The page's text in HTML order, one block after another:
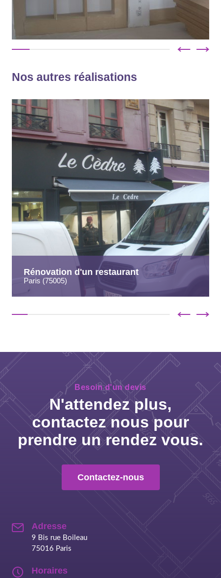
Nos autres réalisations
Rénovation d'un restaurant
Paris (75005)
Besoin d'un devis
N'attendez plus,
contactez nous pour
prendre un rendez vous.
Contactez-nous
Adresse
9 Bis rue Boileau
75016 Paris
Horaires